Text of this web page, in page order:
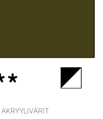
AKRYYLIVÄRIT